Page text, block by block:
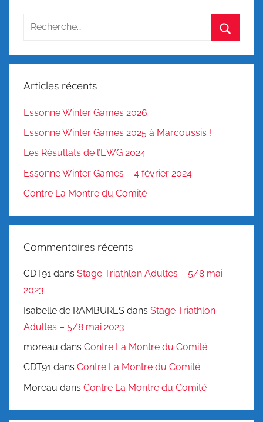
Recherche
:
Articles récents
Essonne Winter Games 2026
Essonne Winter Games 2025 à Marcoussis !
Les Résultats de l’EWG 2024
Essonne Winter Games – 4 février 2024
Contre La Montre du Comité
Commentaires récents
CDT91 dans Stage Triathlon Adultes – 5/8 mai
2023
Isabelle de RAMBURES dans Stage Triathlon
Adultes – 5/8 mai 2023
moreau dans Contre La Montre du Comité
CDT91 dans Contre La Montre du Comité
Moreau dans Contre La Montre du Comité